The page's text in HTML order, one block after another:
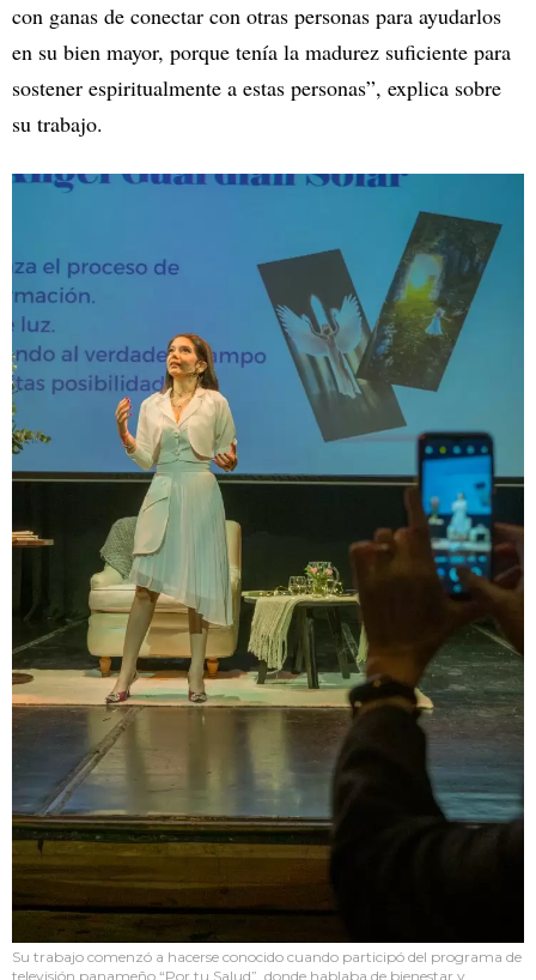
con ganas de conectar con otras personas para ayudarlos
en su bien mayor, porque tenía la madurez suficiente para
sostener espiritualmente a estas personas”, explica sobre
su trabajo.
Su trabajo comenzó a hacerse conocido cuando participó del programa de
televisión panameño “Por tu Salud”, donde hablaba de bienestar y